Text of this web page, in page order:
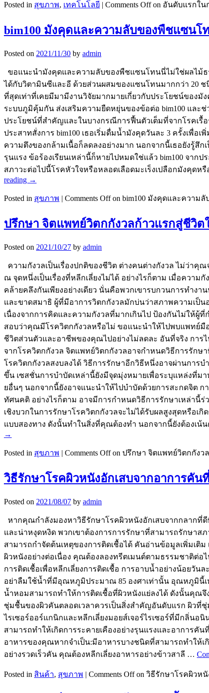
Posted in สุขภาพ, เทคโนโลยี | Comments Offon อันดับแรกใน
bim100 มังคุดและความลับของพืชแซนโ
Posted on 2021/11/30 by admin
ขอแนะนำมังคุดและความลับของพืชแซนโทนนี่ไม่ใช่ผลไม้
ได้กับวิตามินซีและอี ด้วยส่วนผสมของแซนโทนมากกว่า 20
ที่สุดเท่าที่เคยมีมามีงานวิจัยมากมายเกี่ยวกับประโยชน์ของ
ระบบภูมิคุ้มกัน ส่งเสริมความยืดหยุ่นของข้อต่อ bim100 และ
ประโยชน์ที่สำคัญและในบางกรณีการฟื้นตัวเต็มที่จากโรคเรื้
ประสาทสั่งการ bim100 เธอเริ่มดื่มน้ำมังคุดวันละ 3 ครั้งเพื่
ความตึงของกล้ามเนื้อก็ลดลงอย่างมาก นอกจากนี้เธอยังรู้สึ
รุนแรง ข้อร้องเรียนเหล่านี้ก็หายไปหมดใช่แล้ว bim100 จา
สภาวะต่อไปนี้โรคหัวใจหรือหลอดเลือดมะเร็งเปลือกมังคุด
reading →
Posted in สุขภาพ | Comments Offon bim100 มังคุดและความ
ปรึกษา จิตแพทย์วิตกกังวลก้าวแรกสู่ชีวิต
Posted on 2021/10/27 by admin
ความกังวลเป็นเรื่องปกติของชีวิต ต่างคนต่างกังวล ไม่ว่า
ณ จุดหนึ่งเป็นเรื่องที่หลีกเลี่ยงไม่ได้ อย่างไรก็ตาม เมื่อควา
คล้ายคลึงกันเพียงอย่างเดียว นั่นคือพวกเขารบกวนการทำง
และขาดสมาธิ ผู้ที่มีอาการวิตกกังวลมักบ่นว่าสภาพความเป็น
เนื่องจากการคิดและความกังวลที่มากเกินไป ป้องกันไม่ให้ผู้
สอบว่าคุณมีโรควิตกกังวลหรือไม่ ขอแนะนำให้ไปพบแพทย์มื
ชีวิตส่วนตัวและอาชีพของคุณไปอย่างไม่ลดละ อันที่จริง การ
จากโรควิตกกังวล จิตแพทย์วิตกกังวลอาจกำหนดวิธีการรัก
โรควิตกกังวลสงบลงได้ วิธีการรักษาอีกวิธีหนึ่งอาจผ่านกา
ขึ้น เซสชั่นการบำบัดเหล่านี้ยังมีจุดมุ่งหมายเพื่อระบุแหล่งที่ม
ยอื่นๆ นอกจากนี้ยังอาจแนะนำให้ไปบำบัดด้วยการสะกดจิต
ทัศนคติ อย่างไรก็ตาม อาจมีการกำหนดวิธีการรักษาเหล่านี้
เชิงบวกในการรักษาโรควิตกกังวลจะไม่ได้รับผลสูงสุดหรือ
แบบสองทาง ดังนั้นทำในสิ่งที่คุณต้องทำ นอกจากนี้ยังต้องเน้
→
Posted in สุขภาพ | Comments Offon ปรึกษา จิตแพทย์วิตกกังว
วิธีรักษาโรคผิวหนังอักเสบจากอาการคัน
Posted on 2021/08/07 by admin
หากคุณกำลังมองหาวิธีรักษาโรคผิวหนังอักเสบจากกลากที่
และน่าหงุดหงิด พวกเขาต้องการการรักษาที่สามารถรักษา
สามารถกำจัดต้นเหตุของการติดเชื้อได้ คันอ่านข้อมูลเพิ่มเ
ผิวหนังอย่างต่อเนื่อง คุณต้องลองทรีตเมนต์ตามธรรมชาติต่
การติดเชื้อเพื่อหลีกเลี่ยงการติดเชื้อ การอาบน้ำอย่างน้อยวั
อย่าลืมใช้น้ำที่มีอุณหภูมิประมาณ 85 องศาเท่านั้น อุณหภูมินี้
น้ำหอมสามารถทำให้การติดเชื้อที่ผิวหนังแย่ลงได้ ดังนั้นคุณ
ชุ่มชื้นของผิวคันตลอดเวลาควรเป็นสิ่งสำคัญอันดับแรก ผิวที่
ไรเซอร์ออร์แกนิกและหลีกเลี่ยงมอยส์เจอร์ไรเซอร์ที่มีกลิ่น
สามารถทำให้เกิดการระคายเคืองอย่างรุนแรงและอาการคั
อาหารของคุณหากจำเป็น:มีอาหารบางชนิดที่สามารถทำให้เ
อย่างรวดเร็วคัน คุณต้องหลีกเลี่ยงอาหารอย่างข้าวสาลี …
Posted in สินค้า, สุขภาพ | Comments Offon วิธีรักษาโรคผิวห